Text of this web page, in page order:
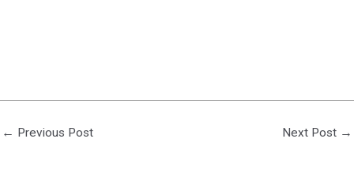
← Previous Post Next Post →